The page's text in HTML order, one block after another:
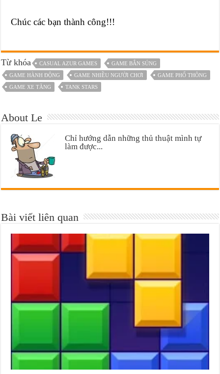
Chúc các bạn thành công!!!
Từ khóa CASUAL AZUR GAMES
GAME BẮN SÚNG
GAME HÀNH ĐỘNG
GAME NHIỀU NGƯỜI CHƠI
GAME PHỔ THÔNG
GAME XE TĂNG
TANK STARS
About Le
Chỉ hướng dẫn những thủ thuật mình tự
làm được...
Bài viết liên quan